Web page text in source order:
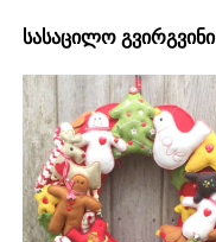
სასაცილო გვირგვინი